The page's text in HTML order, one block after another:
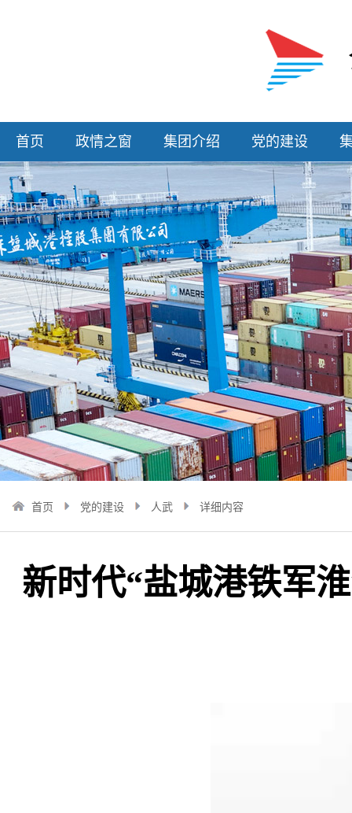
首页 政情之窗 集团介绍 党的建设
首页 党的建设 人武 详细内容
新时代“盐城港铁军